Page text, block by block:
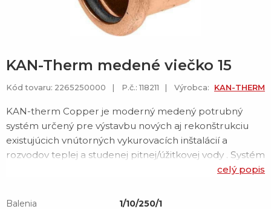
KAN-Therm medené viečko 15
Kód tovaru: 2265250000 P.č.: 118211 Výrobca: KAN-THERM
KAN-therm Copper je moderný medený potrubný
systém určený pre výstavbu nových aj rekonštrukciu
existujúcich vnútorných vykurovacích inštalácií a
rozvodov teplej a studenej pitnej/úžitkovej vody . Systém
využíva rýchlu a bezpečnú lisovaciu technológiu Press
vysoko kvalitnej medi CU-DHP (CW024A) a bronzu
celý popis
Balenia
1/10/250/1